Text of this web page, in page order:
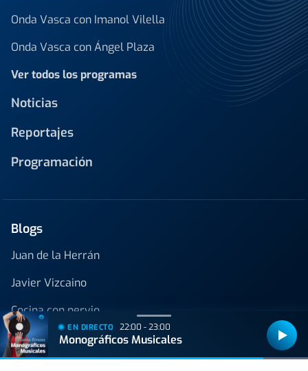
Onda Vasca con Imanol Vilella
Onda Vasca con Ángel Plaza
Ver todos los programas
Noticias
Reportajes
Programación
Blogs
Juan de la Herrán
Javier Vizcaino
Cocina con nervio
EN DIRECTO 22:00 - 23:00
Monográficos Musicales